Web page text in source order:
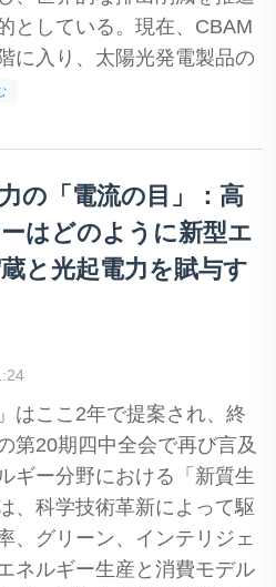
としている。現在、CBAM
に入り、太陽光発電製品の
の「電流の目」：高
はどのように新型エ
と光起電力を賦与す
はここ2年で提案され、終
第20期四中全会で再び言及
ギー分野における「新質生
、科学技術革新によって駆
、グリーン、インテリジェ
ネルギー生産と消費モデル